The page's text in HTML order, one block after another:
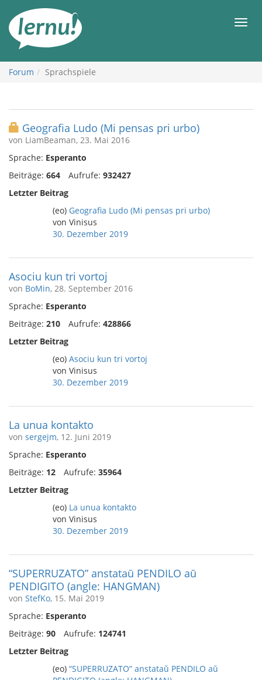
Inhalt
Forum Sprachspiele
Geografia Ludo (Mi pensas pri urbo)
von LiamBeaman, 23. Mai 2016
Sprache: Esperanto
Beiträge: 664 Aufrufe: 932427
Letzter Beitrag
(eo) Geografia Ludo (Mi pensas pri urbo)
von Vinisus
30. Dezember 2019
Asociu kun tri vortoj
von BoMin, 28. September 2016
Sprache: Esperanto
Beiträge: 210 Aufrufe: 428866
Letzter Beitrag
(eo) Asociu kun tri vortoj
von Vinisus
30. Dezember 2019
La unua kontakto
von sergejm, 12. Juni 2019
Sprache: Esperanto
Beiträge: 12 Aufrufe: 35964
Letzter Beitrag
(eo) La unua kontakto
von Vinisus
30. Dezember 2019
“SUPERRUZATO” anstataŭ PENDILO aŭ
PENDIGITO (angle: HANGMAN)
von StefKo, 15. Mai 2019
Sprache: Esperanto
Beiträge: 90 Aufrufe: 124741
Letzter Beitrag
(eo) “SUPERRUZATO” anstataŭ PENDILO aŭ